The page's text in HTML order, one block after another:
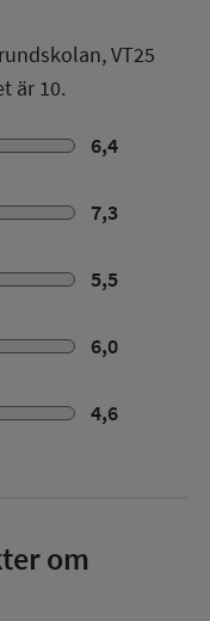
VT25
är 10.
6,4
7,3
5,5
6,0
4,6
om